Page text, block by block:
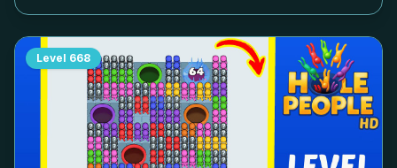
Level 668